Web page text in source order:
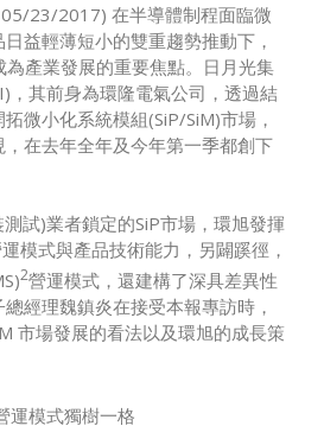
23/2017) 在半導體制程面臨微
益輕薄短小的雙重趨勢推動下，
為產業發展的重要焦點。日月光集
，其前身為環隆電氣公司，透過結
微小化系統模組(SiP/SiM)市場，
在去年全年及今年第一季都創下
試)業者鎖定的SiP市場，環旭發揮
模式與產品技術能力，另闢蹊徑，
2營運模式，還建構了深具差異性
經理魏鎮炎在接受本報專訪時，
市場發展的看法以及環旭的成長策
運模式獨樹一格